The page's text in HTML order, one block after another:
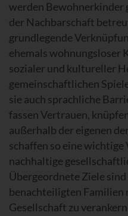
werden Bewohnerkinder
der Nachbarschaft
grundlegende
ehemals wohnungsloser
sozialer und kultureller
gemeinschaftlichen
sie auch sprachliche
fassen Vertrauen,
außerhalb der eigenen
schaffen so eine
nachhaltige
Übergeordnete Ziele sind
benachteiligten Familien
Gesellschaft zu